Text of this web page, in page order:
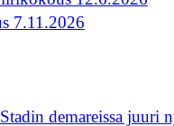
7.11.2026
demareissa juuri